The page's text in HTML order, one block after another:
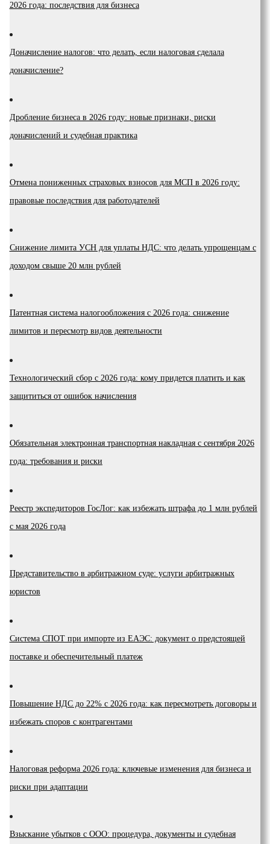
2026 года: последствия для бизнеса
Доначисление налогов: что делать, если налоговая сделала
доначисление?
Дробление бизнеса в 2026 году: новые признаки, риски
доначислений и судебная практика
Отмена пониженных страховых взносов для МСП в 2026 году:
правовые последствия для работодателей
Снижение лимита УСН для уплаты НДС: что делать упрощенцам с
доходом свыше 20 млн рублей
Патентная система налогообложения с 2026 года: снижение
лимитов и пересмотр видов деятельности
Технологический сбор с 2026 года: кому придется платить и как
защититься от ошибок начисления
Обязательная электронная транспортная накладная с сентября 2026
года: требования и риски
Реестр экспедиторов ГосЛог: как избежать штрафа до 1 млн рублей
с мая 2026 года
Представительство в арбитражном суде: услуги арбитражных
юристов
Система СПОТ при импорте из ЕАЭС: документ о предстоящей
поставке и обеспечительный платеж
Повышение НДС до 22% с 2026 года: как пересмотреть договоры и
избежать споров с контрагентами
Налоговая реформа 2026 года: ключевые изменения для бизнеса и
риски при адаптации
Взыскание убытков с ООО: процедура, документы и судебная